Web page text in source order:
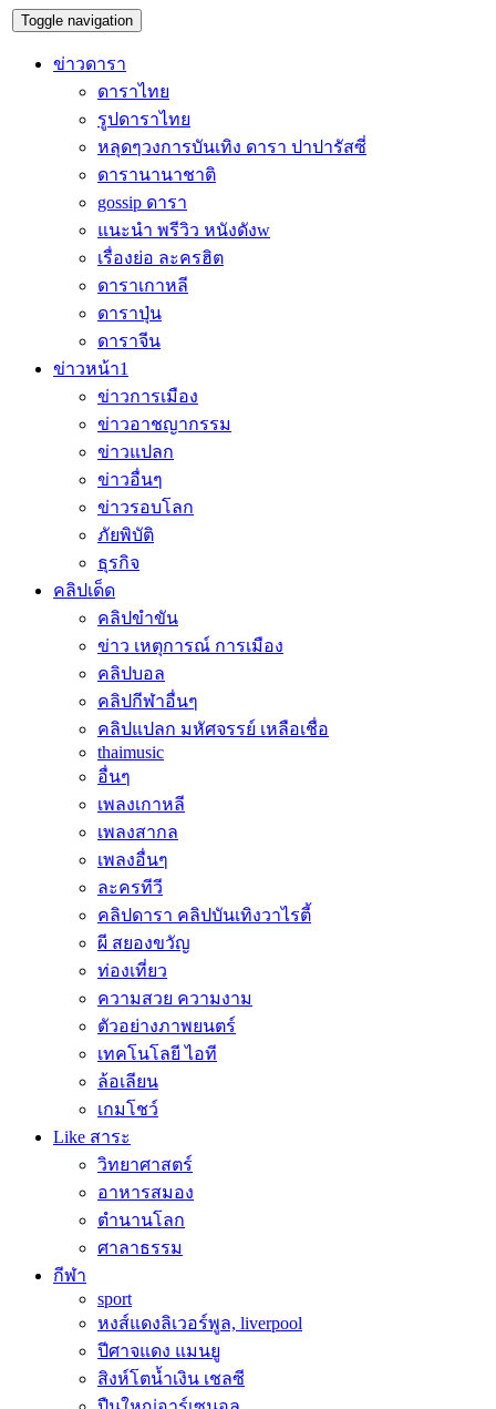
Toggle navigation
ข่าวดารา
ดาราไทย
รูปดาราไทย
หลุดๆวงการบันเทิง ดารา ปาปารัสซี่
ดารานานาชาติ
gossip ดารา
แนะนำ พรีวิว หนังดังw
เรื่องย่อ ละครฮิต
ดาราเกาหลี
ดาราปุ่น
ดาราจีน
ข่าวหน้า1
ข่าวการเมือง
ข่าวอาชญากรรม
ข่าวแปลก
ข่าวอื่นๆ
ข่าวรอบโลก
ภัยพิบัติ
ธุรกิจ
คลิปเด็ด
คลิปขำขัน
ข่าว เหตุการณ์ การเมือง
คลิปบอล
คลิปกีฬาอื่นๆ
คลิปแปลก มหัศจรรย์ เหลือเชื่อ
thaimusic
อื่นๆ
เพลงเกาหลี
เพลงสากล
เพลงอื่นๆ
ละครทีวี
คลิปดารา คลิปบันเทิงวาไรตี้
ผี สยองขวัญ
ท่องเที่ยว
ความสวย ความงาม
ตัวอย่างภาพยนตร์
เทคโนโลยี ไอที
ล้อเลียน
เกมโชว์
Like สาระ
วิทยาศาสตร์
อาหารสมอง
ตำนานโลก
ศาลาธรรม
กีฬา
sport
หงส์แดงลิเวอร์พูล, liverpool
ปีศาจแดง แมนยู
สิงห์โตน้ำเงิน เชลซี